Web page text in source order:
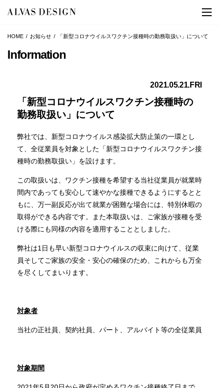
HOME お知らせ 「新型コロナウイルスワクチン接種時の勤務取扱い」について
Information
2021.05.21.FRI
「新型コロナウイルスワクチン接種時の
勤務取扱い」について
弊社では、新型コロナウイルス感染拡大防止策の一環とし
て、全従業員を対象とした「新型コロナウイルスワクチン接
種時の勤務取扱い」を設けます。
この取扱いは、ワクチン接種を希望する当社従業員が就業時
間内であっても安心して速やかな接種できるようにするとと
もに、万一副反応が出て就業が困難な場合には、特別休暇の
取得ができる内容です。また本取扱いは、ご家族が接種を受
ける際にも同様の内容を適用することとしました。
弊社は1日も早い新型コロナウイルスの収束に向けて、従業
員そしてご家族の安全・安心の確保のため、これからも万全
を尽くしてまいります。
対象者
当社の正社員、契約社員、パート、アルバイト等の全従業員
対象期間